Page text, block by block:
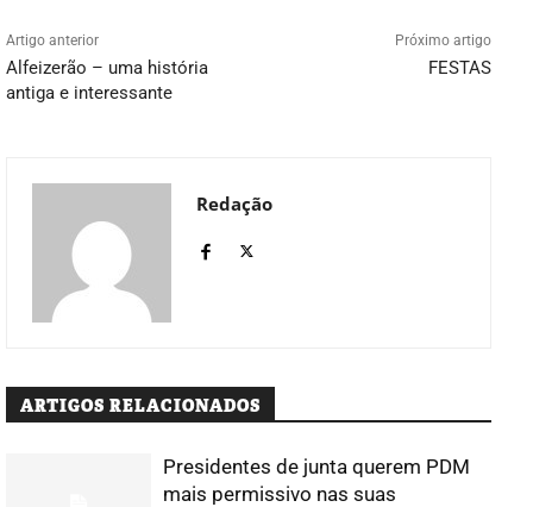
Artigo anterior
Alfeizerão – uma história
antiga e interessante
Próximo artigo
FESTAS
Redação
ARTIGOS RELACIONADOS
Presidentes de junta querem PDM
mais permissivo nas suas